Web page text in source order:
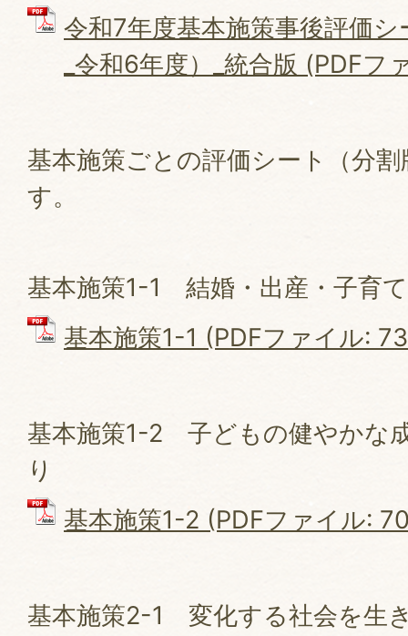
令和7年度基本施策事後評価
_令和6年度）_統合版 (PDFフ
基本施策ごとの評価シート（分
す。
基本施策1-1 結婚・出産・子育
基本施策1-1 (PDFファイル:
基本施策1-2 子どもの健やかな
り
基本施策1-2 (PDFファイル:
基本施策2-1 変化する社会を生